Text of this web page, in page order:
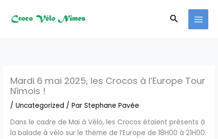
contenu
Mardi 6 mai 2025, les Crocos à l’Europe Tour
Nîmois !
/Uncategorized / ParStephane Pavée
Dans le cadre de Mai à Vélo, les Crocos étaient présents à
la balade à vélo sur le thème de l’Europe de 18H00 à 21H00.